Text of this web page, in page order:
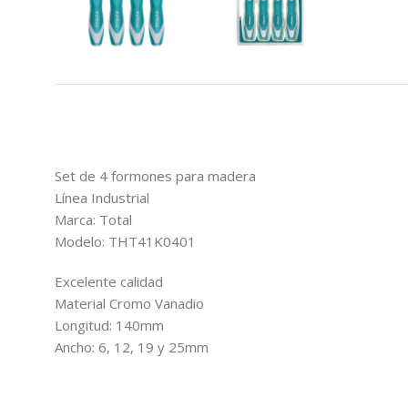
Set de 4 formones para madera
Línea Industrial
Marca: Total
Modelo: THT41K0401
Excelente calidad
Material Cromo Vanadio
Longitud: 140mm
Ancho: 6, 12, 19 y 25mm